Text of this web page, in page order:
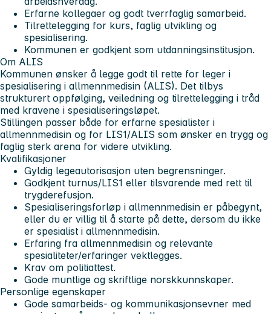
Erfarne kollegaer og godt tverrfaglig samarbeid.
Tilrettelegging for kurs, faglig utvikling og
spesialisering.
Kommunen er godkjent som utdanningsinstitusjon.
Om ALIS
Kommunen ønsker å legge godt til rette for leger i
spesialisering i allmennmedisin (ALIS). Det tilbys
strukturert oppfølging, veiledning og tilrettelegging i tråd
med kravene i spesialiseringsløpet.
Stillingen passer både for erfarne spesialister i
allmennmedisin og for LIS1/ALIS som ønsker en trygg og
faglig sterk arena for videre utvikling.
Kvalifikasjoner
Gyldig legeautorisasjon uten begrensninger.
Godkjent turnus/LIS1 eller tilsvarende med rett til
trygderefusjon.
Spesialiseringsforløp i allmennmedisin er påbegynt,
eller du er villig til å starte på dette, dersom du ikke
er spesialist i allmennmedisin.
Erfaring fra allmennmedisin og relevante
spesialiteter/erfaringer vektlegges.
Krav om politiattest.
Gode muntlige og skriftlige norskkunnskaper.
Personlige egenskaper
Gode samarbeids- og kommunikasjonsevner med